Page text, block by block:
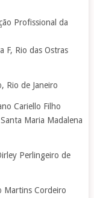
Profissional da
F, Rio das Ostras
Rio de Janeiro
Cariello Filho
Maria Madalena
Perlingeiro de
Martins Cordeiro